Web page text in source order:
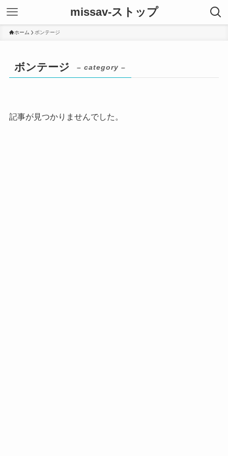
missav-ストップ
ホーム ボンテージ
ボンテージ – category –
記事が見つかりませんでした。